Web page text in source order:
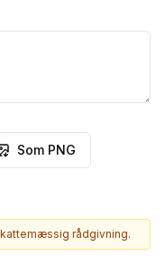
Som PNG
rådgivning.